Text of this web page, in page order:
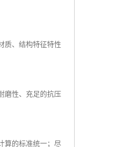
质、结构特征特性
磨性、充足的抗压
算的标准统一；尽